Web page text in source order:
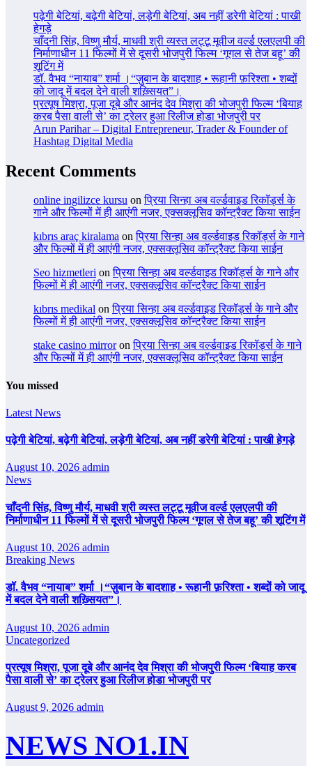
पढ़ेगी बेटियां, बढ़ेगी बेटियां, लड़ेगी बेटियां, अब नहीं डरेगी बेटियां : पाखी
हेगड़े
चाँदनी सिंह, विष्णु मौर्य, माधवी श्री व्यस्त लट्टू मूवीज वर्ल्ड एलएलपी की
निर्माणाधीन 11 फिल्मों में से दूसरी भोजपुरी फिल्म ‘गूगल से तेज बहू’ की
शूटिंग में
डॉ. वैभव “नायाब” शर्मा ।“ज़ुबान के बादशाह • रूहानी फ़रिश्ता • शब्दों
को जादू में बदल देने वाली शख़्सियत”।
प्रत्यूष मिश्रा, पूजा दूबे और आनंद देव मिश्रा की भोजपुरी फिल्म ‘बियाह
करब पैसा वाली से’ का ट्रेलर हुआ रिलीज होडा भोजपुरी पर
Arun Parihar – Digital Entrepreneur, Trader & Founder of
Hashtag Digital Media
Recent Comments
online ingilizce kursu onप्रिया सिन्हा अब वर्ल्डवाइड रिकॉर्ड्स के
गाने और फिल्मों में ही आएंगी नजर, एक्सक्लूसिव कॉन्ट्रैक्ट किया साईन
kıbrıs araç kiralama onप्रिया सिन्हा अब वर्ल्डवाइड रिकॉर्ड्स के गाने
और फिल्मों में ही आएंगी नजर, एक्सक्लूसिव कॉन्ट्रैक्ट किया साईन
Seo hizmetleri onप्रिया सिन्हा अब वर्ल्डवाइड रिकॉर्ड्स के गाने और
फिल्मों में ही आएंगी नजर, एक्सक्लूसिव कॉन्ट्रैक्ट किया साईन
kıbrıs medikal onप्रिया सिन्हा अब वर्ल्डवाइड रिकॉर्ड्स के गाने और
फिल्मों में ही आएंगी नजर, एक्सक्लूसिव कॉन्ट्रैक्ट किया साईन
stake casino mirroronप्रिया सिन्हा अब वर्ल्डवाइड रिकॉर्ड्स के गाने
और फिल्मों में ही आएंगी नजर, एक्सक्लूसिव कॉन्ट्रैक्ट किया साईन
You missed
Latest News
पढ़ेगी बेटियां, बढ़ेगी बेटियां, लड़ेगी बेटियां, अब नहीं डरेगी बेटियां : पाखी हेगड़े
August 10, 2026 admin
News
चाँदनी सिंह, विष्णु मौर्य, माधवी श्री व्यस्त लट्टू मूवीज वर्ल्ड एलएलपी की
निर्माणाधीन 11 फिल्मों में से दूसरी भोजपुरी फिल्म ‘गूगल से तेज बहू’ की शूटिंग में
August 10, 2026 admin
Breaking News
डॉ. वैभव “नायाब” शर्मा ।“ज़ुबान के बादशाह • रूहानी फ़रिश्ता • शब्दों को जादू
में बदल देने वाली शख़्सियत”।
August 10, 2026 admin
Uncategorized
प्रत्यूष मिश्रा, पूजा दूबे और आनंद देव मिश्रा की भोजपुरी फिल्म ‘बियाह करब
पैसा वाली से’ का ट्रेलर हुआ रिलीज होडा भोजपुरी पर
August 9, 2026 admin
NEWS NO1.IN